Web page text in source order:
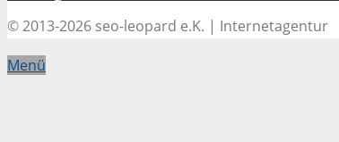
© 2013-2026 seo-leopard e.K. | Internetagentur
Menü